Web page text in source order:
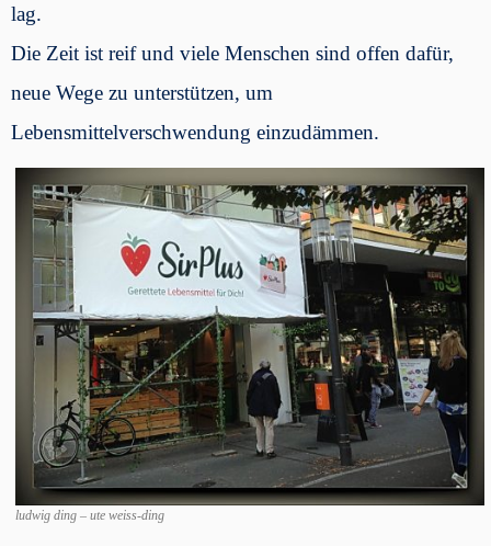
lag.
Die Zeit ist reif und viele Menschen sind offen dafür,
neue Wege zu unterstützen, um
Lebensmittelverschwendung einzudämmen.
ludwig ding – ute weiss-ding